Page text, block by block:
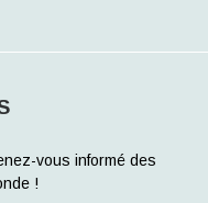
vous informé des
!